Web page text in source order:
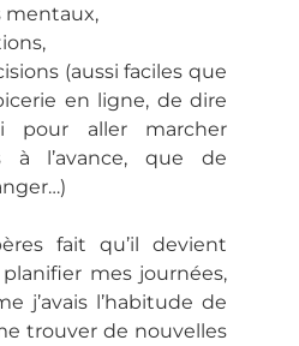
mentaux,
(aussi faciles que
en ligne, de dire
aller marcher
à l’avance, que de
fait qu’il devient
mes journées,
j’avais l’habitude de
trouver de nouvelles